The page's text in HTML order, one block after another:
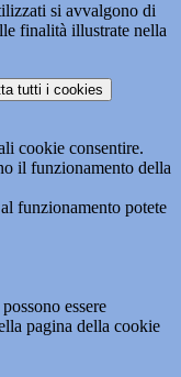
si avvalgono di
finalità illustrate nella
tutti i cookies
cookie consentire.
il funzionamento della
funzionamento potete
essere
pagina della cookie